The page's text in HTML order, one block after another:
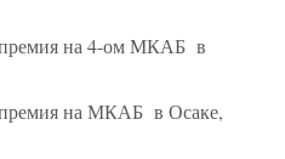
премия на 4-ом МКАБ в
премия на МКАБ в Осаке,